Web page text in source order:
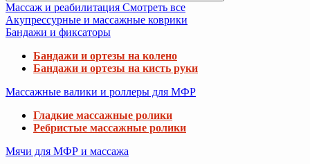
Массаж и реабилитация Смотреть все
Акупрессурные и массажные коврики
Бандажи и фиксаторы
Бандажи и ортезы на колено
Бандажи и ортезы на кисть руки
Массажные валики и роллеры для МФР
Гладкие массажные ролики
Ребристые массажные ролики
Мячи для МФР и массажа